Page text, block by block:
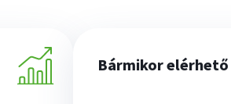
Bármikor elérhető